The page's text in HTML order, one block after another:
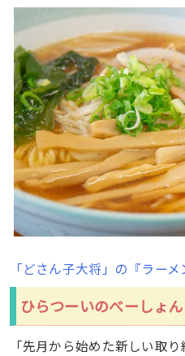
「どさん子大将」の『ラー
ひらつーいのべーしょん
「先月から始めた新しい取